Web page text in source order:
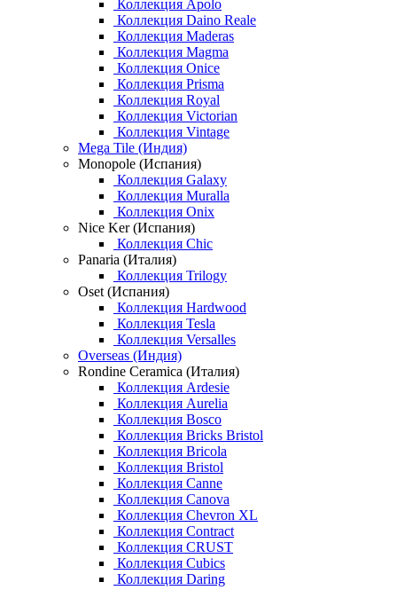
Коллекция Apolo
Коллекция Daino Reale
Коллекция Maderas
Коллекция Magma
Коллекция Onice
Коллекция Prisma
Коллекция Royal
Коллекция Victorian
Коллекция Vintage
Mega Tile (Индия)
Monopole (Испания)
Коллекция Galaxy
Коллекция Muralla
Коллекция Onix
Nice Ker (Испания)
Коллекция Chic
Panaria (Италия)
Коллекция Trilogy
Oset (Испания)
Коллекция Hardwood
Коллекция Tesla
Коллекция Versalles
Overseas (Индия)
Rondine Ceramica (Италия)
Коллекция Ardesie
Коллекция Aurelia
Коллекция Bosco
Коллекция Bricks Bristol
Коллекция Bricola
Коллекция Bristol
Коллекция Canne
Коллекция Canova
Коллекция Chevron XL
Коллекция Contract
Коллекция CRUST
Коллекция Cubics
Коллекция Daring